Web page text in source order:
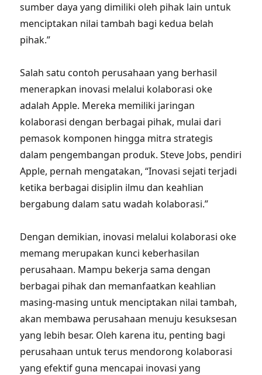
sumber daya yang dimiliki oleh pihak lain untuk
menciptakan nilai tambah bagi kedua belah
pihak.”
Salah satu contoh perusahaan yang berhasil
menerapkan inovasi melalui kolaborasi oke
adalah Apple. Mereka memiliki jaringan
kolaborasi dengan berbagai pihak, mulai dari
pemasok komponen hingga mitra strategis
dalam pengembangan produk. Steve Jobs, pendiri
Apple, pernah mengatakan, “Inovasi sejati terjadi
ketika berbagai disiplin ilmu dan keahlian
bergabung dalam satu wadah kolaborasi.”
Dengan demikian, inovasi melalui kolaborasi oke
memang merupakan kunci keberhasilan
perusahaan. Mampu bekerja sama dengan
berbagai pihak dan memanfaatkan keahlian
masing-masing untuk menciptakan nilai tambah,
akan membawa perusahaan menuju kesuksesan
yang lebih besar. Oleh karena itu, penting bagi
perusahaan untuk terus mendorong kolaborasi
yang efektif guna mencapai inovasi yang